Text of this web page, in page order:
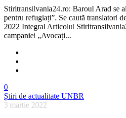
Stiritransilvania24.ro: Baroul Arad se
pentru refugiați”. Se caută translatori
2022 Integral Articolul
campaniei „Avocați...
0
Știri de actualitate UNBR
3 martie 2022